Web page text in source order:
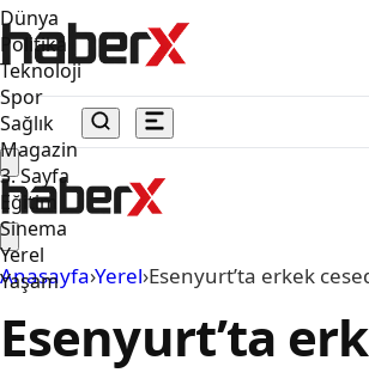
Dünya
Politika
Teknoloji
Spor
Sağlık
Magazin
3. Sayfa
Eğitim
Sinema
Yerel
Yaşam
Anasayfa›Yerel›Esenyurt’ta erkek
Esenyurt’ta